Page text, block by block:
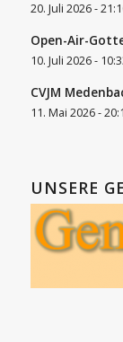
20. Juli 2026 -
Open-Air-
10. Juli 2026 -
CVJM
11. Mai 2026 -
UNSERE